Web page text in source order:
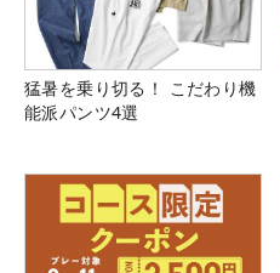
猛暑を乗り切る！ こだわり機
能派パンツ4選